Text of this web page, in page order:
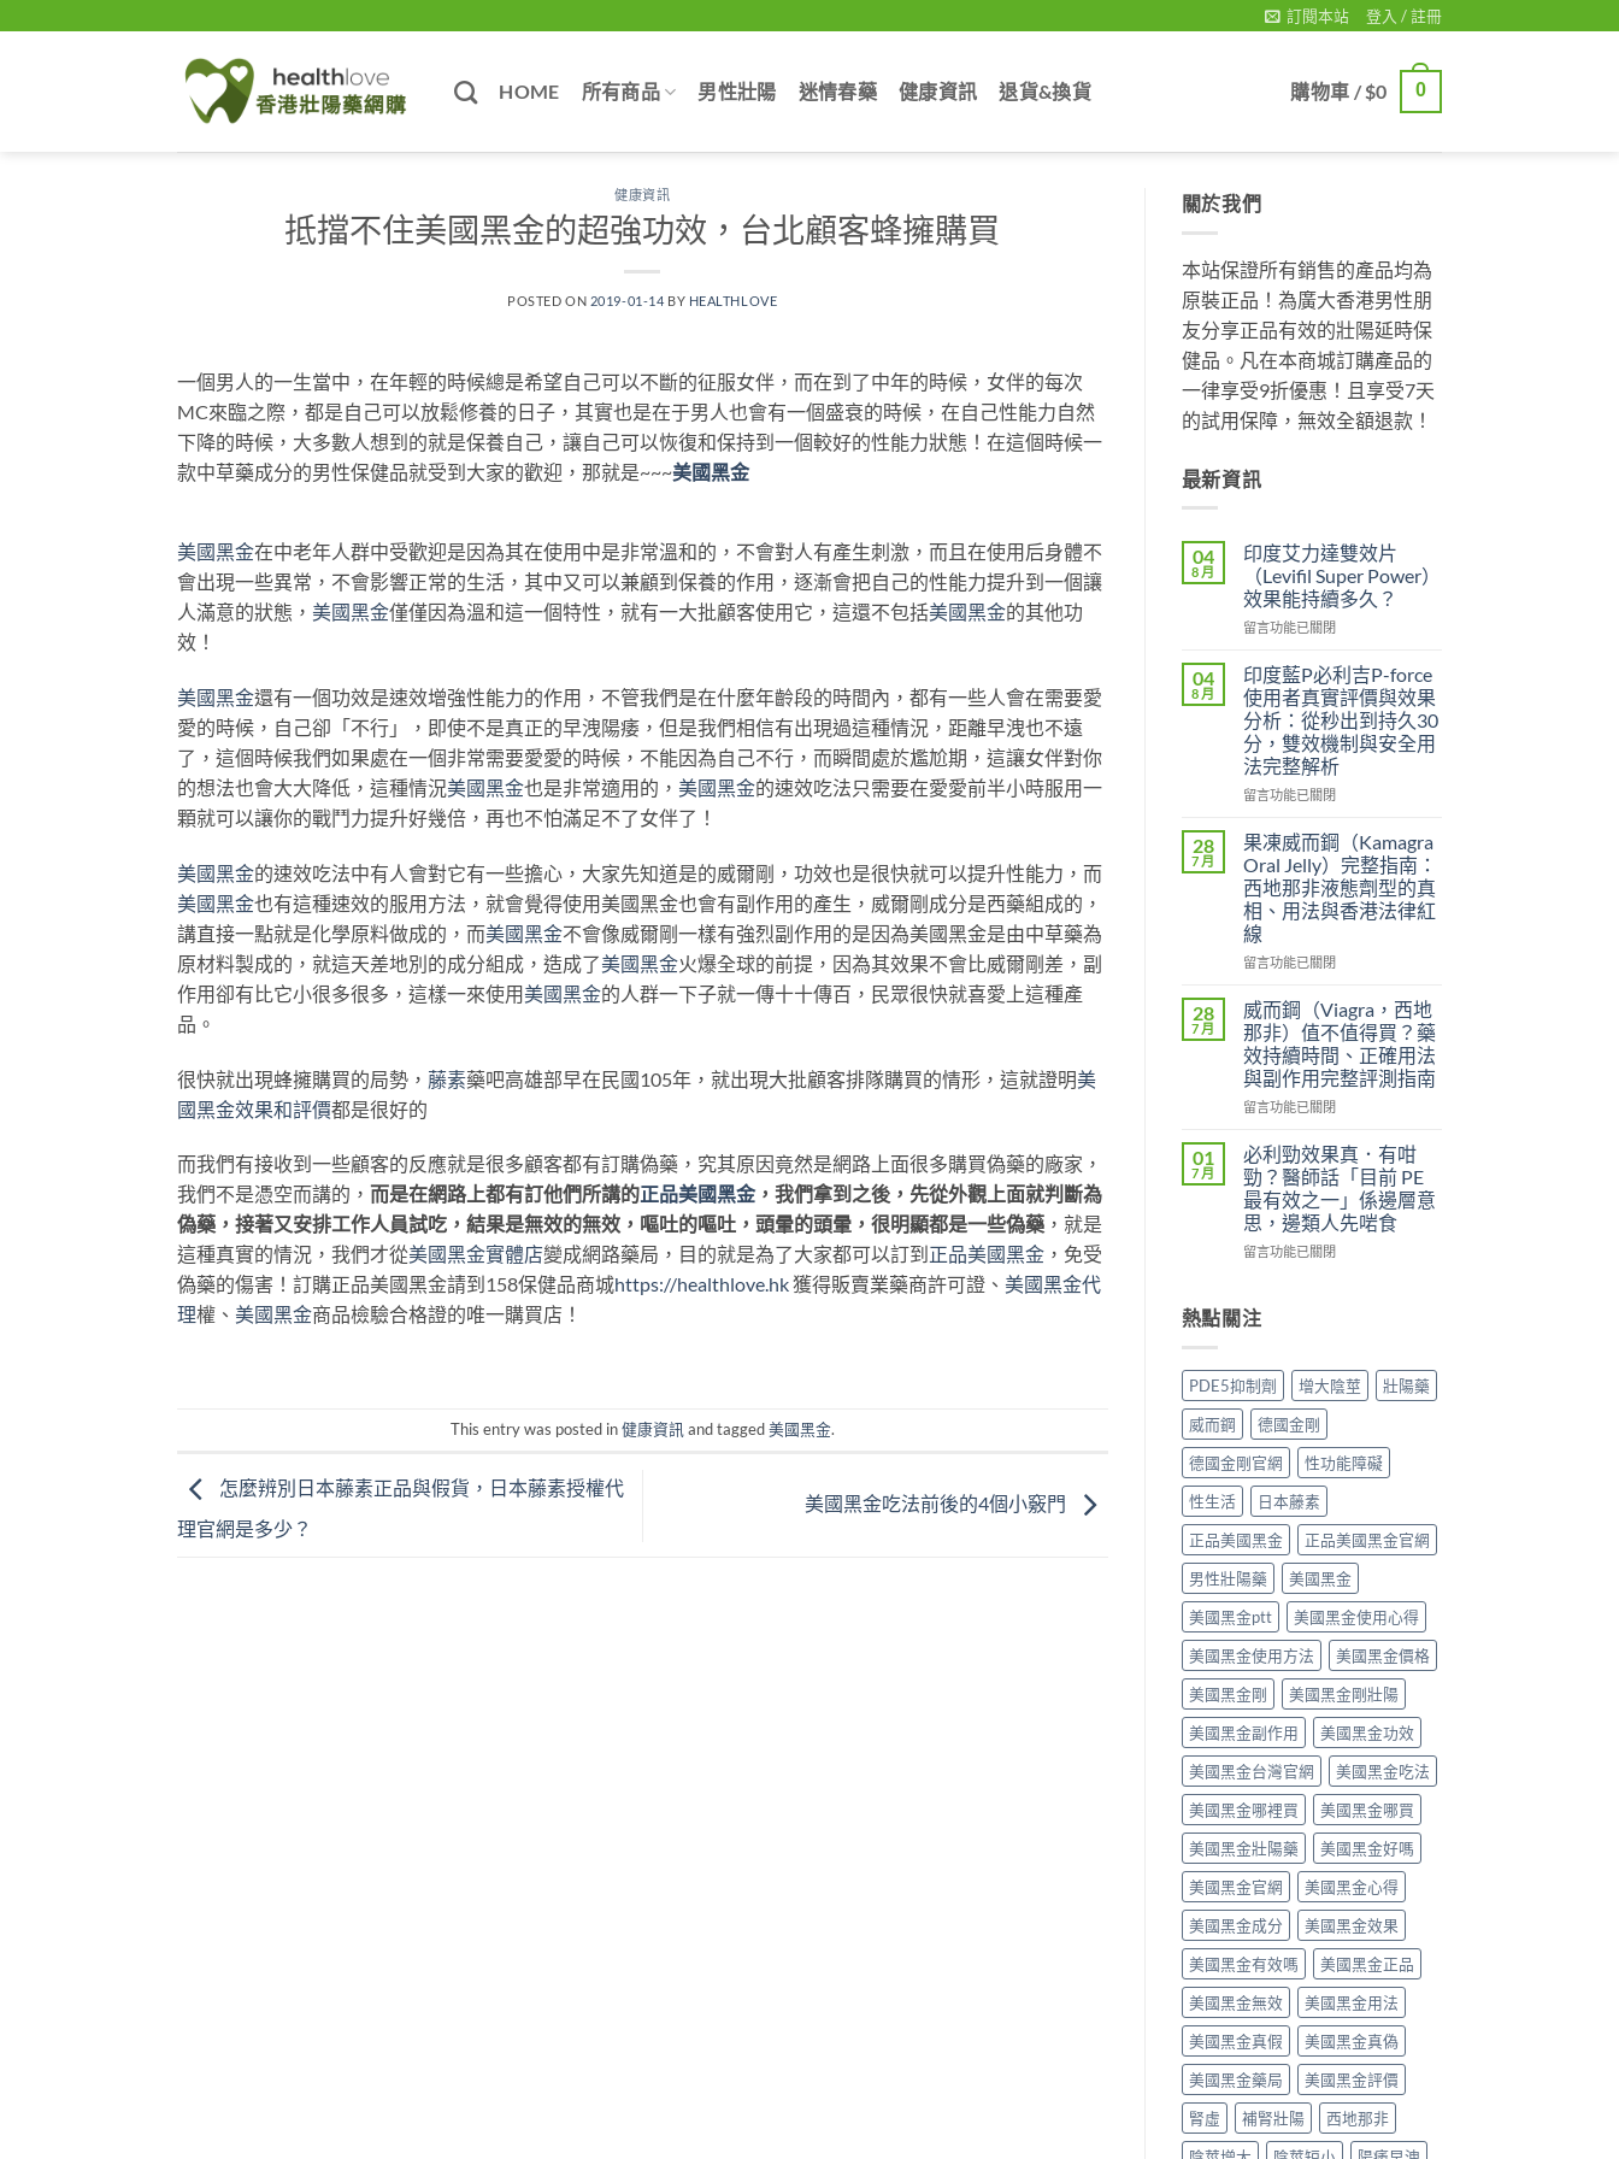
訂閱本站 登入 / 註冊
HOME 所有商品 男性壯陽 迷情春藥 健康資訊 退貨&換貨 購物車 /$0 0
健康資訊
抵擋不住美國黑金的超強功效，台北顧客蜂擁購買
POSTED ON 2019-01-14 BY HEALTHLOVE
一個男人的一生當中，在年輕的時候總是希望自己可以不斷的征服女伴，而在到了中年的時候，女伴的每次
MC來臨之際，都是自己可以放鬆修養的日子，其實也是在于男人也會有一個盛衰的時候，在自己性能力自然
下降的時候，大多數人想到的就是保養自己，讓自己可以恢復和保持到一個較好的性能力狀態！在這個時候一
款中草藥成分的男性保健品就受到大家的歡迎，那就是~~~美國黑金
美國黑金在中老年人群中受歡迎是因為其在使用中是非常溫和的，不會對人有產生刺激，而且在使用后身體不
會出現一些異常，不會影響正常的生活，其中又可以兼顧到保養的作用，逐漸會把自己的性能力提升到一個讓
人滿意的狀態， 美國黑金僅僅因為溫和這一個特性，就有一大批顧客使用它，這還不包括美國黑金的其他功
效！
美國黑金還有一個功效是速效增強性能力的作用，不管我們是在什麼年齡段的時間內，都有一些人會在需要愛
愛的時候，自己卻「不行」，即使不是真正的早洩陽痿，但是我們相信有出現過這種情況，距離早洩也不遠
了，這個時候我們如果處在一個非常需要愛愛的時候，不能因為自己不行，而瞬間處於尷尬期，這讓女伴對你
的想法也會大大降低，這種情況美國黑金也是非常適用的， 美國黑金的速效吃法只需要在愛愛前半小時服用一
顆就可以讓你的戰鬥力提升好幾倍，再也不怕滿足不了女伴了！
美國黑金的速效吃法中有人會對它有一些擔心，大家先知道是的威爾剛，功效也是很快就可以提升性能力，而
美國黑金也有這種速效的服用方法，就會覺得使用美國黑金也會有副作用的產生，威爾剛成分是西藥組成的，
講直接一點就是化學原料做成的，而美國黑金不會像威爾剛一樣有強烈副作用的是因為美國黑金是由中草藥為
原材料製成的，就這天差地別的成分組成，造成了美國黑金火爆全球的前提，因為其效果不會比威爾剛差，副
作用卻有比它小很多很多，這樣一來使用美國黑金的人群一下子就一傳十十傳百，民眾很快就喜愛上這種產
品。
很快就出現蜂擁購買的局勢， 藤素藥吧高雄部早在民國105年，就出現大批顧客排隊購買的情形，這就證明美
國黑金效果和評價都是很好的
而我們有接收到一些顧客的反應就是很多顧客都有訂購偽藥，究其原因竟然是網路上面很多購買偽藥的廠家，
我們不是憑空而講的， 而是在網路上都有訂他們所講的正品美國黑金 ，我們拿到之後，先從外觀上面就判斷為
偽藥，接著又安排工作人員試吃，結果是無效的無效，嘔吐的嘔吐，頭暈的頭暈，很明顯都是一些偽藥 ，就是
這種真實的情況，我們才從美國黑金實體店變成網路藥局，目的就是為了大家都可以訂到 正品美國黑金 ，免受
偽藥的傷害！訂購正品美國黑金請到158保健品商城https://healthlove.hk獲得販賣業藥商許可證、 美國黑金代
理權、 美國黑金商品檢驗合格證的唯一購買店！
This entry was posted in健康資訊and tagged美國黑金.
怎麼辨別日本藤素正品與假貨，日本藤素授權代
理官網是多少？
美國黑金吃法前後的4個小竅門
關於我們
本站保證所有銷售的產品均為
原裝正品！為廣大香港男性朋
友分享正品有效的壯陽延時保
健品。凡在本商城訂購產品的
一律享受9折優惠！且享受7天
的試用保障，無效全額退款！
最新資訊
04
8 月
印度艾力達雙效片
（Levifil Super Power）
效果能持續多久？
在
度
艾
力
達
雙
效
片
Super
Power）
效
果
能
持
續
中
留言功能已關閉
04
8 月
印度藍P必利吉P-force
使用者真實評價與效果
分析：從秒出到持久30
分，雙效機制與安全用
法完整解析
在
度
藍
P
必
利
吉
P-
用
者
真
實
評
與
效
果
分
析：
從
到
持
30
分，
雙
機
制
與
安
全
用
法
完
整
解
析〉
中
留言功能已關閉
28
7 月
果凍威而鋼（Kamagra
Oral Jelly）完整指南：
西地那非液態劑型的真
相、用法與香港法律紅
線
在
凍
威
而
鋼
（Kamagra
Oral
完
整
指
南：
西
地
液
態
型
的
真
相、
用
法
與
香
港
法
律
紅
線〉
中
留言功能已關閉
28
7 月
威而鋼（Viagra，西地
那非）值不值得買？藥
效持續時間、正確用法
與副作用完整評測指南
在
而
鋼
（Viagra，
西
地
那
不
值
買？
藥
效
持
續
時
間、
正
確
用
法
與
副
作
用
完
整
評
測
指
南〉
中
留言功能已關閉
01
7 月
必利勁效果真．有咁
勁？醫師話「目前 PE
最有效之一」係邊層意
思，邊類人先啱食
在
勁
效
真．
有
咁
勁？
醫
師
「目
前
PE
最
有
效
之
一」
係
邊
層
意
思，
邊
類
人
先
啱
食〉
中
留言功能已關閉
熱點關注
PDE5抑制劑 增大陰莖
壯陽藥
威而鋼
德國金剛
德國金剛官網
性功能障礙
性生活
日本藤素
正品美國黑金
正品美國黑金官網
男性壯陽藥
美國黑金
美國黑金ptt
美國黑金使用心得
美國黑金使用方法
美國黑金價格
美國黑金剛
美國黑金剛壯陽
美國黑金副作用
美國黑金功效
美國黑金台灣官網
美國黑金吃法
美國黑金哪裡買
美國黑金哪買
美國黑金壯陽藥
美國黑金好嗎
美國黑金官網
美國黑金心得
美國黑金成分
美國黑金效果
美國黑金有效嗎
美國黑金正品
美國黑金無效
美國黑金用法
美國黑金真假
美國黑金真偽
美國黑金藥局
美國黑金評價
腎虛
補腎壯陽
西地那非